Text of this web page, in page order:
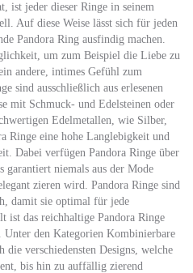
ist jeder dieser Ringe in seinem
Auf diese Weise lässt sich für jeden
Pandora Ring ausfindig machen.
um zum Beispiel die Liebe zu
andere, intimes Gefühl zum
sind ausschließlich aus erlesenen
mit Schmuck- und Edelsteinen oder
Edelmetallen, wie Silber,
Ringe eine hohe Langlebigkeit und
Dabei verfügen Pandora Ringe über
garantiert niemals aus der Mode
zieren wird. Pandora Ringe sind
damit sie optimal für jede
ist das reichhaltige Pandora Ringe
den Kategorien Kombinierbare
verschiedensten Designs, welche
bis hin zu auffällig zierend